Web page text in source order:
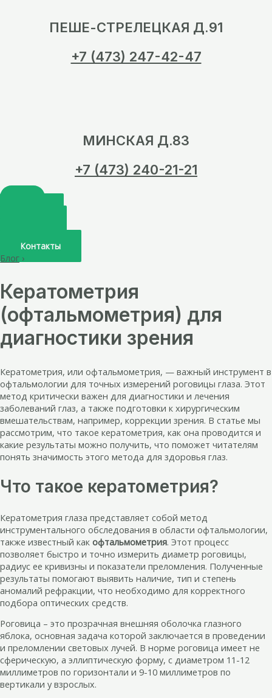
ПЕШЕ-СТРЕЛЕЦКАЯ Д.91
+7 (473) 247-42-47
МИНСКАЯ Д.83
+7 (473) 240-21-21
Контакты
Блог ›
Кератометрия
(офтальмометрия) для
диагностики зрения
Кератометрия, или офтальмометрия, — важный инструмент в
офтальмологии для точных измерений роговицы глаза. Этот
метод критически важен для диагностики и лечения
заболеваний глаз, а также подготовки к хирургическим
вмешательствам, например, коррекции зрения. В статье мы
рассмотрим, что такое кератометрия, как она проводится и
какие результаты можно получить, что поможет читателям
понять значимость этого метода для здоровья глаз.
Что такое кератометрия?
Кератометрия глаза представляет собой метод
инструментального обследования в области офтальмологии,
также известный как офтальмометрия. Этот процесс
позволяет быстро и точно измерить диаметр роговицы,
радиус ее кривизны и показатели преломления. Полученные
результаты помогают выявить наличие, тип и степень
аномалий рефракции, что необходимо для корректного
подбора оптических средств.
Роговица – это прозрачная внешняя оболочка глазного
яблока, основная задача которой заключается в проведении
и преломлении световых лучей. В норме роговица имеет не
сферическую, а эллиптическую форму, с диаметром 11-12
миллиметров по горизонтали и 9-10 миллиметров по
вертикали у взрослых.